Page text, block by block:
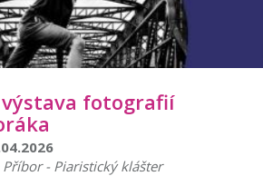
fotografií
Příbor - Piaristický klášter